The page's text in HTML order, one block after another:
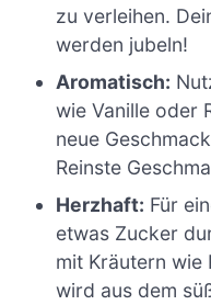
zu verleihen.
werden jubeln!
Aromatisch:
wie Vanille oder
neue
Reinste
Herzhaft: Für
etwas Zucker
mit Kräutern wie
wird aus dem